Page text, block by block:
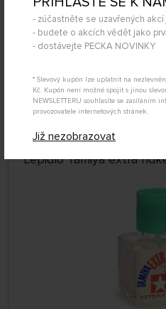
- zúčastněte se uzavřených
- budete o akcích vědět jako
- dostávejte PECKA NOVINKY
* Slevový kupón lze uplatnit na
Kč. Kupón není možné spojit s jinou
NEWSLETTERU souhlasíte se zasíláním
provozovatele internetových stránek.
Již nezobrazovat
149 Kč
Úterý 11.08.
Lepidlo Tamiya extra